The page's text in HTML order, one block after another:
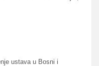
ustava u Bosni i